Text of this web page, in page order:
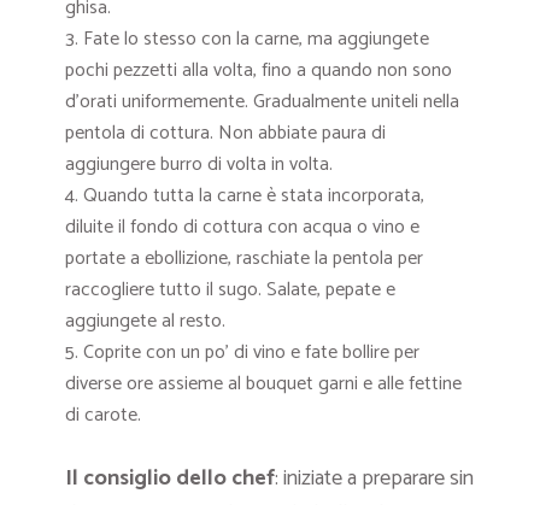
ghisa.
Fate lo stesso con la carne, ma aggiungete
pochi pezzetti alla volta, fino a quando non sono
d’orati uniformemente. Gradualmente uniteli nella
pentola di cottura. Non abbiate paura di
aggiungere burro di volta in volta.
Quando tutta la carne è stata incorporata,
diluite il fondo di cottura con acqua o vino e
portate a ebollizione, raschiate la pentola per
raccogliere tutto il sugo. Salate, pepate e
aggiungete al resto.
Coprite con un po’ di vino e fate bollire per
diverse ore assieme al bouquet garni e alle fettine
di carote.
Il consiglio dello chef: iniziate a preparare sin